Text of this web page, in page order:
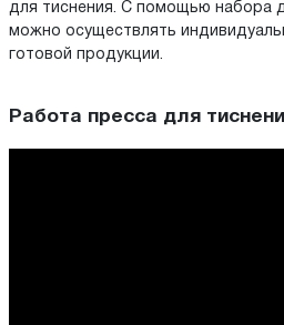
для тиснения. С помощью набора
можно осуществлять
готовой продукции.
Работа пресса для